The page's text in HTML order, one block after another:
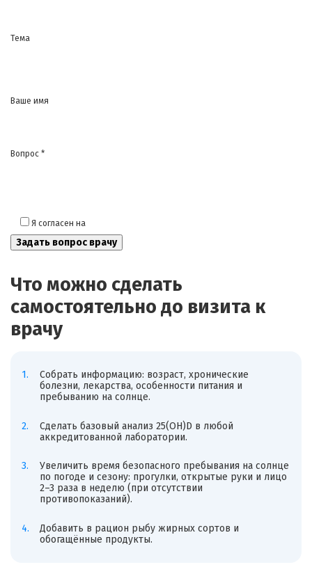
Тема
Ваше имя
Вопрос *
Я согласен на
Что можно сделать
самостоятельно до визита к
врачу
Собрать информацию: возраст, хронические
болезни, лекарства, особенности питания и
пребыванию на солнце.
Сделать базовый анализ 25(OH)D в любой
аккредитованной лаборатории.
Увеличить время безопасного пребывания на солнце
по погоде и сезону: прогулки, открытые руки и лицо
2–3 раза в неделю (при отсутствии
противопоказаний).
Добавить в рацион рыбу жирных сортов и
обогащённые продукты.